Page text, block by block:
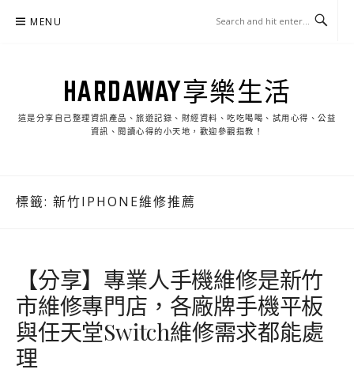
MENU
HARDAWAY享樂生活
這是分享自己整理資訊產品、旅遊記錄、財經資料、吃吃喝喝、試用心得、公益
資訊、閱讀心得的小天地，歡迎參觀指教！
標籤: 新竹IPHONE維修推薦
【分享】專業人手機維修是新竹
市維修專門店，各廠牌手機平板
與任天堂Switch維修需求都能處
理